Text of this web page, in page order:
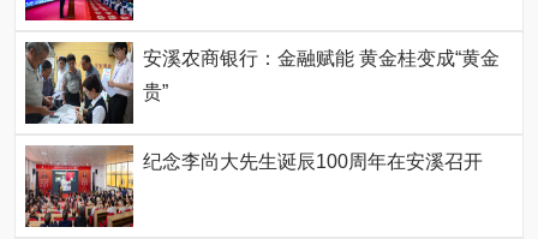
安溪农商银行：金融赋能 黄金桂变成“黄金
贵”
纪念李尚大先生诞辰100周年在安溪召开